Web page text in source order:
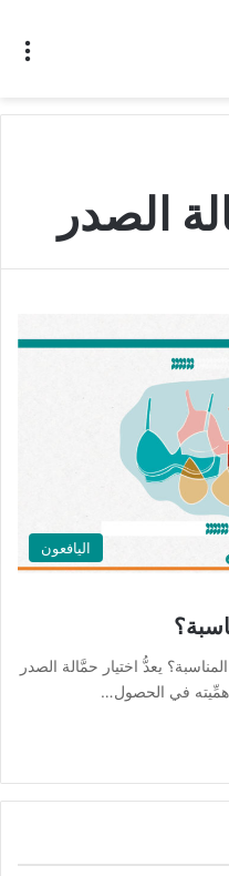
الصدر
اليافعون
يعدُّ اختيار حمَّالة الصدر
في الحصول…